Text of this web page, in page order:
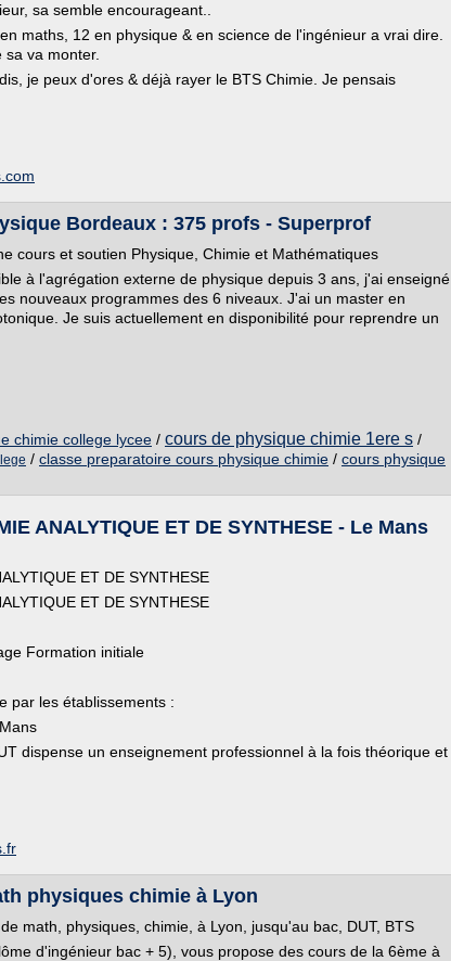
sa semble encourageant..
maths, 12 en physique & en science de l'ingénieur a vrai dire.
va monter.
je peux d'ores & déjà rayer le BTS Chimie. Je pensais
Bordeaux : 375 profs - Superprof
cours et soutien Physique, Chimie et Mathématiques
à l'agrégation externe de physique depuis 3 ans, j'ai enseigné
nouveaux programmes des 6 niveaux. J'ai un master en
Je suis actuellement en disponibilité pour reprendre un
chimie college lycee / cours de physique chimie 1ere s /
/ classe preparatoire cours physique chimie / cours physique
ANALYTIQUE ET DE SYNTHESE - Le Mans
ET DE SYNTHESE
ET DE SYNTHESE
Formation initiale
par les établissements :
dispense un enseignement professionnel à la fois théorique et
physiques chimie à Lyon
math, physiques, chimie, à Lyon, jusqu'au bac, DUT, BTS
d'ingénieur bac + 5), vous propose des cours de la 6ème à